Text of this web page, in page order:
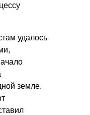
удалось
земле.